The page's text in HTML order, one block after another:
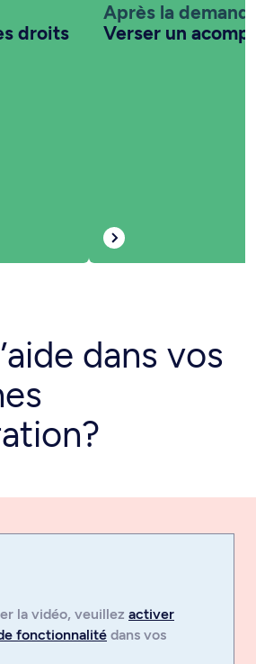
droits
Après la
Verser un
dans vos
la vidéo, veuillez activer
fonctionnalité dans vos